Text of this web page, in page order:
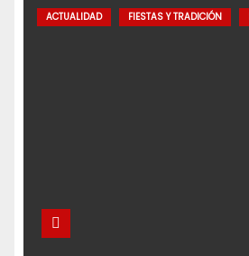
ACTUALIDAD FIESTAS Y TRADICIÓN